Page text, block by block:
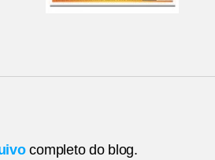
completo do blog.